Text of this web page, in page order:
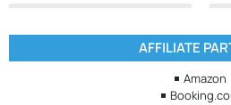
AFFILIATE
Amazon